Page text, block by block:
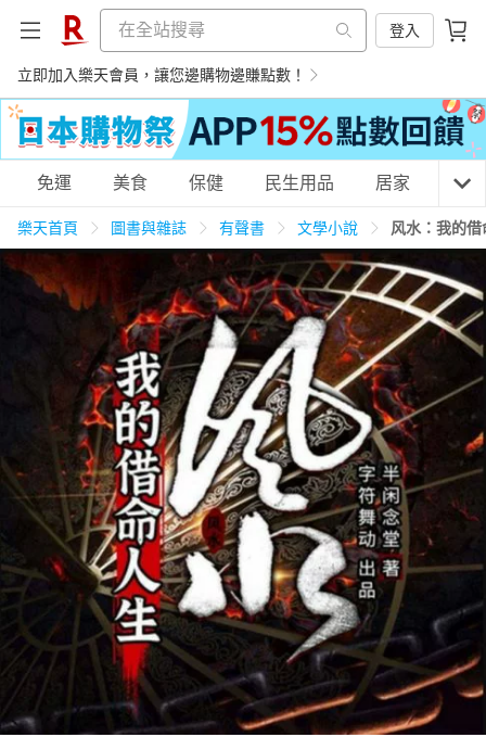
登入
立即加入樂天會員，讓您邊購物邊賺點數！
購物網分類
天天免運 美食蛋糕 養生保健 民生用品
居家生活 3C家電 運動休閒 親子玩具
女裝 男裝 化妝保養 情趣用品
日本購物 電子/紙本書
HOT
免運 美食 保健 民生用品 居家 3C
樂天首頁 圖書與雜誌 有聲書 文學小說 风水：我的